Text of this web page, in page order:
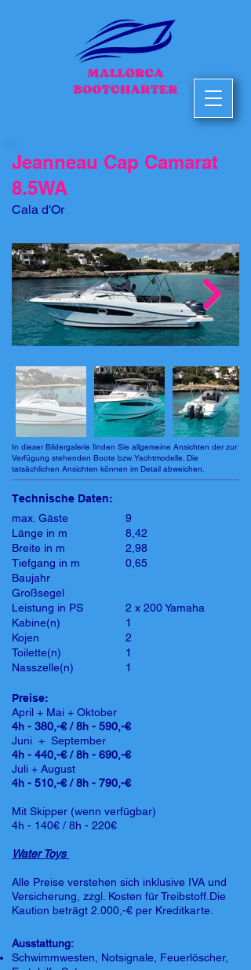
Jeanneau Cap Camarat
8.5WA
Cala d'Or
In dieser Bildergalerie finden Sie allgemeine Ansichten der zur
Verfügung stehenden Boote bzw. Yachtmodelle. Die
tatsächlichen Ansichten können im Detail abweichen.
Technische Daten:
max. Gäste
Länge in m
Breite in m
Tiefgang in m
Baujahr
Großsegel
Leistung in PS
Kabine(n)
Kojen
Toilette(n)
Nasszelle(n)
9
8,42
2,98
0,65
2 x 200 Yamaha
1
2
1
1
Preise:
April + Mai + Oktober
4h - 380,-€ / 8h - 590,-€
Juni + September
4h - 440,-€ / 8h - 690,-€
Juli + August
4h - 510,-€ / 8h - 790,-€
Mit Skipper (wenn verfügbar)
4h - 140€ / 8h - 220€
Water Toys
Alle Preise verstehen sich inklusive IVA und
Versicherung, zzgl. Kosten für Treibstoff.Die
Kaution beträgt 2.000,-€ per Kreditkarte.
Ausstattung:
Schwimmwesten, Notsignale, Feuerlöscher,